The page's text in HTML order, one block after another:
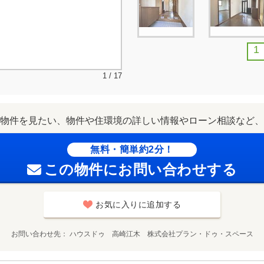
1 / 17
1
物件を見たい、物件や住環境の詳しい情報やローン相談など、
無料・簡単約2分！
この物件にお問い合わせする
お気に入りに追加する
お問い合わせ先 ハウスドゥ 高崎江木 株式会社プラン・ドゥ・スペース